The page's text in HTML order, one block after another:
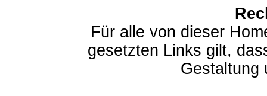
Für alle von dieser
gesetzten Links gilt,
Gestaltung